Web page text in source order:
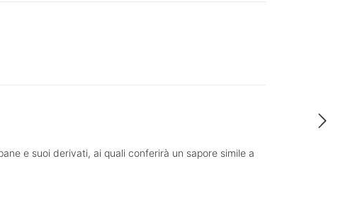
e suoi derivati, ai quali conferirà un sapore simile a